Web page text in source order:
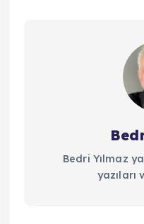
Bedri Yılmaz
yazıları